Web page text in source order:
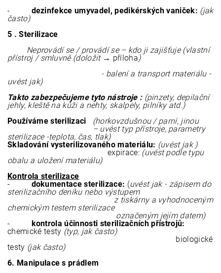
- dezinfekce umyvadel, pedikérských vaniček: (jak
často)
5 . Sterilizace
Neprovádí se / provádí se – kdo ji zajišťuje (vlastní
přístroj / smluvně (doložit → příloha)
- balení a transport materiálu -
uvést jak)
Takto zabezpečujeme tyto nástroje : (pinzety, depilační
jehly, kleště na kůži a nehty, skalpely, pilníky atd.)
Používáme sterilizaci (horkovzdušnou / parní, jinou
– uvést typ přístroje, parametry
sterilizace -teplota, čas, tlak)
Skladování vysterilizovaného materiálu: (uvést jak )
expirace: (uvést podle typu
obalu a uložení materiálu)
Kontrola sterilizace
- dokumentace sterilizace: (uvést jak - zápisem do
sterilizačního deníku nebo výstupem
z tiskárny a vyhodnoceným
chemickým testem sterilizace
označeným jejím datem)
- kontrola účinnosti sterilizačních přístrojů:
chemické testy (typ, jak často)
biologické
testy (jak často)
6. Manipulace s prádlem